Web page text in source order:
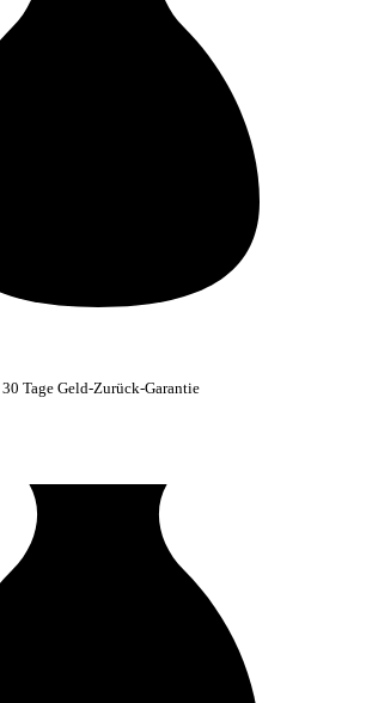
30 Tage Geld-Zurück-Garantie